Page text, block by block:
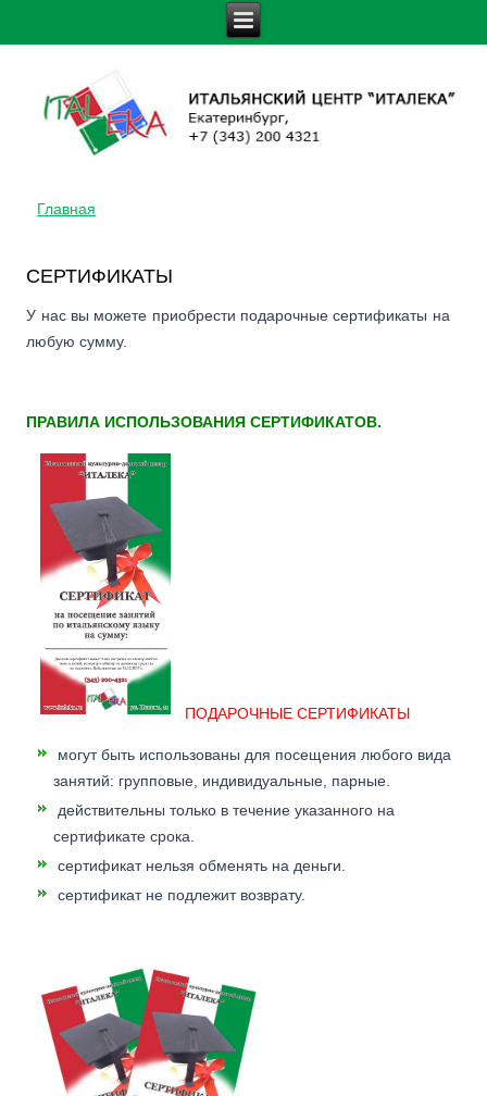
ВЫ ЗДЕСЬ
Главная
СЕРТИФИКАТЫ
У нас вы можете приобрести подарочные сертификаты на
любую сумму.
ПРАВИЛА ИСПОЛЬЗОВАНИЯ СЕРТИФИКАТОВ.
ПОДАРОЧНЫЕ СЕРТИФИКАТЫ
могут быть использованы для посещения любого вида
занятий: групповые, индивидуальные, парные.
действительны только в течение указанного на
сертификате срока.
сертификат нельзя обменять на деньги.
сертификат не подлежит возврату.